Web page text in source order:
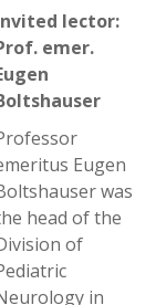
lector:
emer.
Eugen
was
head of the
of
in